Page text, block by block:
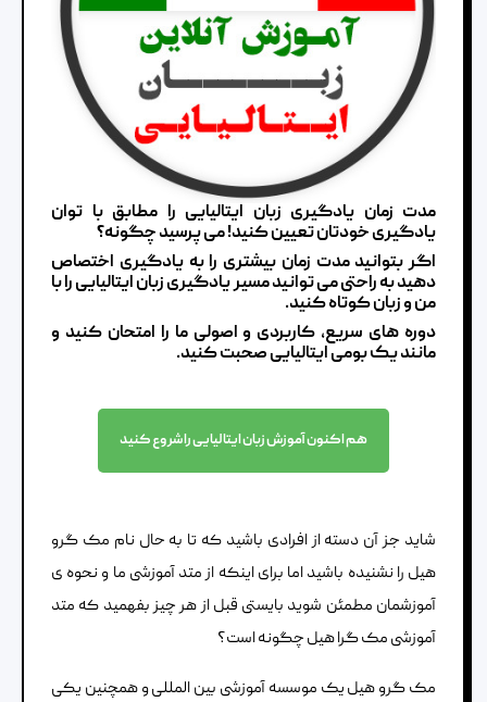
مدت زمان یادگیری زبان ایتالیایی را مطابق با توان
یادگیری خودتان تعیین کنید! می پرسید چگونه؟
اگر بتوانید مدت زمان بیشتری را به یادگیری اختصاص
دهید به راحتی می توانید مسیر یادگیری زبان ایتالیایی را با
من و زبان کوتاه کنید.
دوره های سریع، کاربردی و اصولی ما را امتحان کنید و
مانند یک بومی ایتالیایی صحبت کنید.
هم اکنون آموزش زبان ایتالیایی را شروع کنید
شاید جز آن دسته از افرادی باشید که تا به حال نام مک گرو
هیل را نشنیده باشید اما برای اینکه از متد آموزشی ما و نحوه ی
آموزشمان مطمئن شوید بایستی قبل از هر چیز بفهمید که متد
آموزشی مک گرا هیل چگونه است؟
مک گرو هیل یک موسسه آموزشی بین المللی و همچنین یکی